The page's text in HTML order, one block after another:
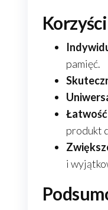
pamięć.
produkt
i